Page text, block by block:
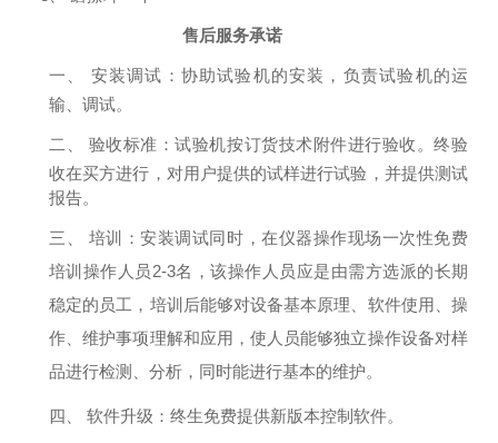
售后服务承诺
一、 安装调试： 协助试验机的安装，负责试验机的运
输、调试。
二、 验收标准：试验机按订货技术附件进行验收。终验
收在买方进行，对用户提供的试样进行试验，并提供测试
报告。
三、 培训：安装调试同时，在仪器操作现场一次性免费
培训操作人员2-3名，该操作人员应是由需方选派的长期
稳定的员工，培训后能够对设备基本原理、软件使用、操
作、维护事项理解和应用，使人员能够独立操作设备对样
品进行检测、分析，同时能进行基本的维护。
四、 软件升级：终生免费提供新版本控制软件。